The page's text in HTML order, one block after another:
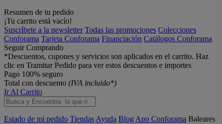
Resumen de tu pedido
¡Tu carrito está vacío!
Suscríbete a la newsletter Todas las promociones Colecciones
Conforama Tarjeta Conforama Financiación Catálogos Conforama
Seguir Comprando
*Descuentos, cupones y servicios son aplicados en el carrito. Haz
clic en Tramitar Pedido para ver estos descuentos e importes
Pago 100% seguro
Total con descuento (IVA incluido*)
Ir Al Carrito
Estado de mi pedido Tiendas Ayuda Blog App Conforama Baleares